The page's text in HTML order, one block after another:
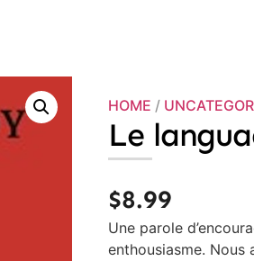
HOME /
Le
$8.99
Une parole
enthousiasme.